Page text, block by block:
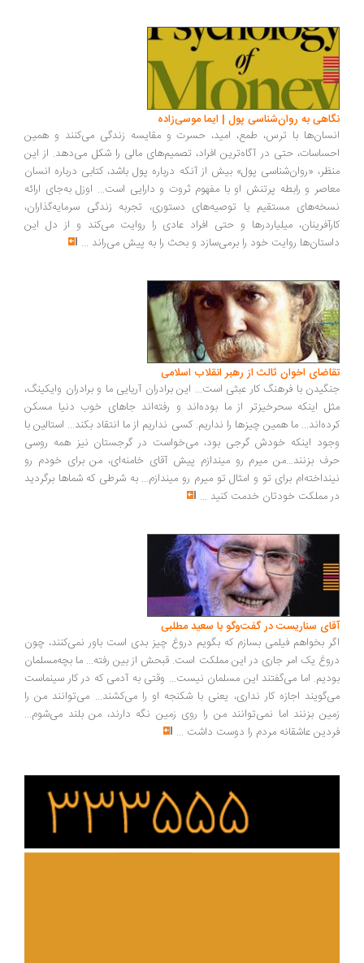
به روان‌شناسی پول | ایما موسی‌زاده
با ترس، طمع، امید، حسرت و مقایسه زندگی می‌کنند و همین
حتی در آگاه‌ترین افراد، تصمیم‌های مالی را شکل می‌دهد. از این
«روان‌شناسی پول» بیش از آنکه درباره پول باشد، کتابی درباره انسان
و رابطه پرتنش او با مفهوم ثروت و دارایی است... اوزل به‌جای ارائه
مستقیم یا توصیه‌های دستوری، تجربه زندگی سرمایه‌گذاران،
میلیاردرها و حتی افراد عادی را روایت می‌کند و از دل این
روایت خود را برمی‌سازد و بحث را به پیش می‌راند...
اخوان ثالث از رهبر انقلاب اسلامی
با فرهنگ کار عبثی است... این برادران آریایی ما و برادران وایکینگ،
اینکه سحرخیزتر از ما بوده‌اند و رفته‌اند جاهای خوب دنیا مسکن
ما همین چیزها را نداریم. کسی نداریم از ما انتقاد بکند... استالین با
اینکه خودش گرجی بود، می‌خواست در گرجستان نیز همه روسی
بزنند...من میرم رو میندازم پیش آقای خامنه‌ای، من برای خودم رو
برای تو و امثال تو میرم رو میندازم... به شرطی که شماها برگردید
مملکت خودتان خدمت کنید...
سناریست در گفت‌وگو با سعید مطلبی
بخواهم فیلمی بسازم که بگویم دروغ چیز بدی است باور نمی‌کنند، چون
یک امر جاری در این مملکت است. قبحش از بین رفته... ما بچه‌مسلمان
اما می‌گفتند این مسلمان نیست... وقتی به آدمی که در کار سینماست
اجازه کار نداری، یعنی با شکنجه او را می‌کشند... می‌توانند من را
بزنند اما نمی‌توانند من را روی زمین نگه دارند، من بلند می‌شوم...
عاشقانه مردم را دوست داشت ...